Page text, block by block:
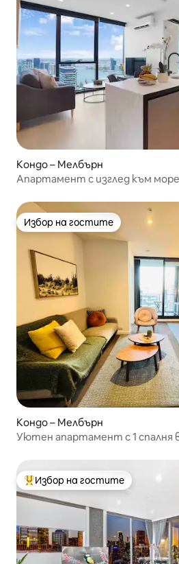
Кондо – Мелбърн
Апартамент с изглед към
Избор на гостите
Избор на гостите
Кондо – Мелбърн
Уютен апартамент с 1 спалня
Най-популярен избор на гостите
Избор на гостите